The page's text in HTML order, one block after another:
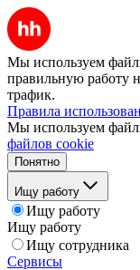
Мы используем
правильную работу
трафик.
Правила
Мы используем
файлов cookie
Понятно
Ищу работу
Ищу работу
Ищу работу
Ищу сотрудника
Сервисы